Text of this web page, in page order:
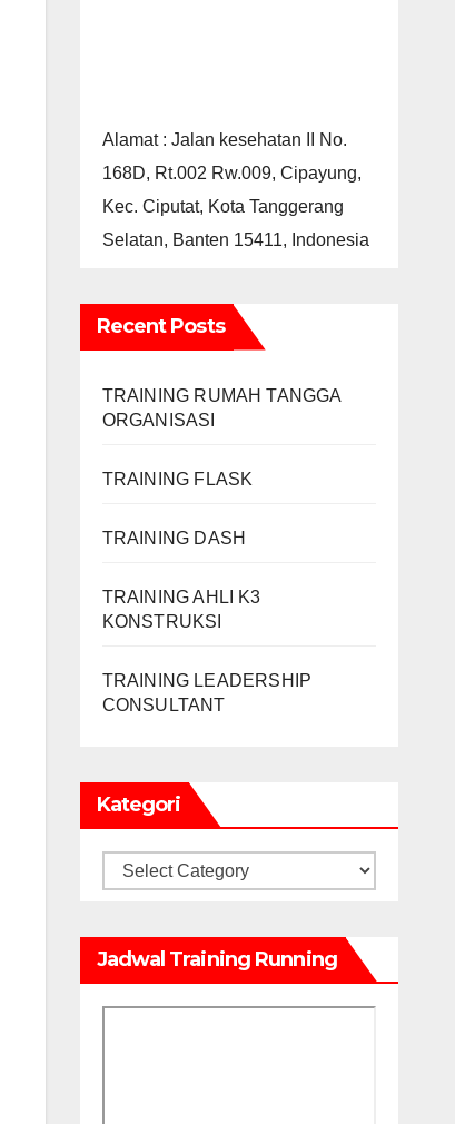
Alamat : Jalan kesehatan II No.
168D, Rt.002 Rw.009, Cipayung,
Kec. Ciputat, Kota Tanggerang
Selatan, Banten 15411, Indonesia
Recent Posts
TRAINING RUMAH TANGGA
ORGANISASI
TRAINING FLASK
TRAINING DASH
TRAINING AHLI K3
KONSTRUKSI
TRAINING LEADERSHIP
CONSULTANT
Kategori
Kategori
Jadwal Training Running